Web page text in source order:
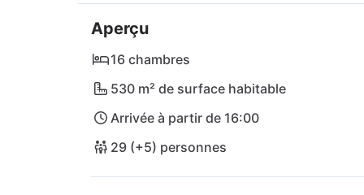
charmante ville de Malinska avec ses
excursion dans le village historique de
aimiez l'aventure, la Villa Azure Lux C vous
Aperçu
16 chambres
530 m² de surface habitable
Arrivée à partir de 16:00
29 (+5) personnes